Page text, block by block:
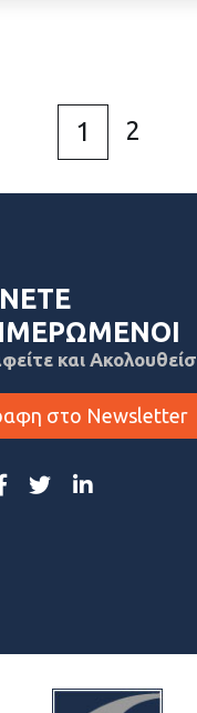
1 2
και
στο Newsletter